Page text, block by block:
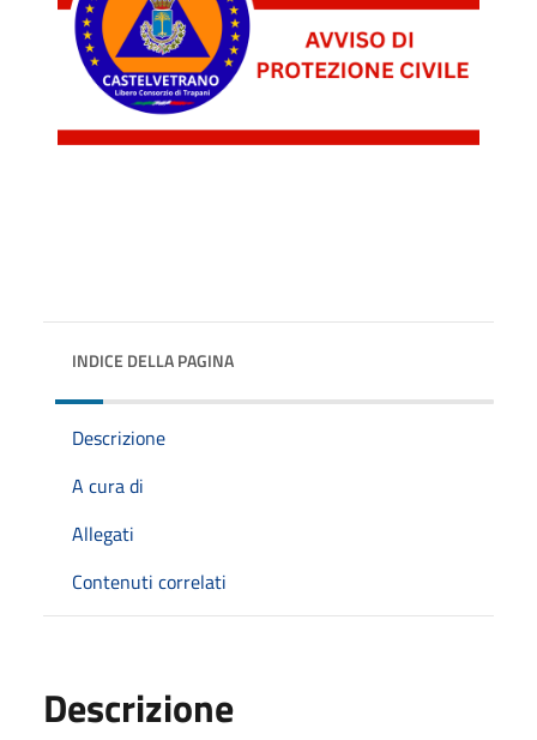
INDICE DELLA PAGINA
Descrizione
A cura di
Allegati
Contenuti correlati
Descrizione